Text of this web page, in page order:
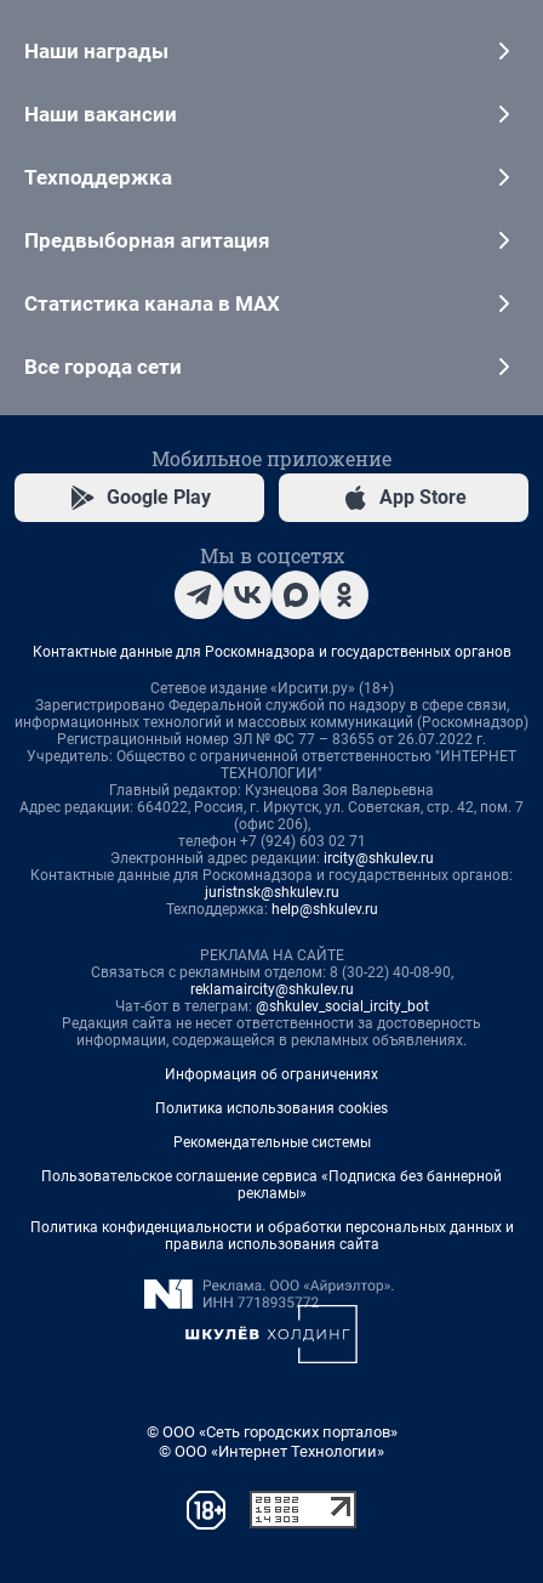
Наши награды
Наши вакансии
Техподдержка
Предвыборная агитация
Статистика канала в MAX
Все города сети
Мобильное приложение
Google Play App Store
Мы в соцсетях
Контактные данные для Роскомнадзора и государственных органов
Сетевое издание «Ирсити.ру» (18+)
Зарегистрировано Федеральной службой по надзору в сфере связи,
информационных технологий и массовых коммуникаций (Роскомнадзор)
Регистрационный номер ЭЛ № ФС 77 – 83655 от 26.07.2022 г.
Учредитель: Общество с ограниченной ответственностью "ИНТЕРНЕТ
ТЕХНОЛОГИИ"
Главный редактор: Кузнецова Зоя Валерьевна
Адрес редакции: 664022, Россия, г. Иркутск, ул. Советская, стр. 42, пом. 7
(офис 206),
телефон +7 (924) 603 02 71
Электронный адрес редакции: ircity@shkulev.ru
Контактные данные для Роскомнадзора и государственных органов:
juristnsk@shkulev.ru
Техподдержка: help@shkulev.ru
РЕКЛАМА НА САЙТЕ
Связаться с рекламным отделом: 8 (30-22) 40-08-90,
reklamaircity@shkulev.ru
Чат-бот в телеграм: @shkulev_social_ircity_bot
Редакция сайта не несет ответственности за достоверность
информации, содержащейся в рекламных объявлениях.
Информация об ограничениях
Политика использования cookies
Рекомендательные системы
Пользовательское соглашение сервиса «Подписка без баннерной
рекламы»
Политика конфиденциальности и обработки персональных данных и
правила использования сайта
© ООО «Сеть городских порталов»
© ООО «Интернет Технологии»